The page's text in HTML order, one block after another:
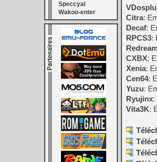
Speccyal
Wakoo-enter
Citra:
Decaf:
RPCS3:
CXBX:
Xenia:
Cen64:
Yuzu:
Ryujinx:
Vita3K: